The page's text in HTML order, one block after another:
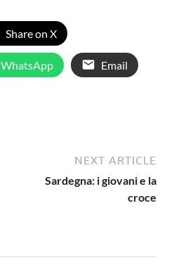
Share on X
WhatsApp Email
NEXT ARTICLE
Sardegna: i giovani e la
croce